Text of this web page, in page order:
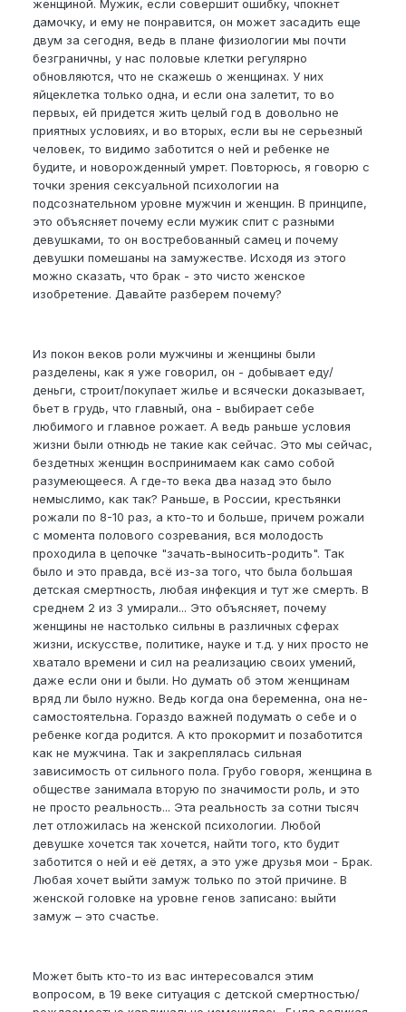
женщиной. Мужик, если совершит ошибку, чпокнет
дамочку, и ему не понравится, он может засадить еще
двум за сегодня, ведь в плане физиологии мы почти
безграничны, у нас половые клетки регулярно
обновляются, что не скажешь о женщинах. У них
яйцеклетка только одна, и если она залетит, то во
первых, ей придется жить целый год в довольно не
приятных условиях, и во вторых, если вы не серьезный
человек, то видимо заботится о ней и ребенке не
будите, и новорожденный умрет. Повторюсь, я говорю с
точки зрения сексуальной психологии на
подсознательном уровне мужчин и женщин. В принципе,
это объясняет почему если мужик спит с разными
девушками, то он востребованный самец и почему
девушки помешаны на замужестве. Исходя из этого
можно сказать, что брак - это чисто женское
изобретение. Давайте разберем почему?
Из покон веков роли мужчины и женщины были
разделены, как я уже говорил, он - добывает еду/
деньги, строит/покупает жилье и всячески доказывает,
бьет в грудь, что главный, она - выбирает себе
любимого и главное рожает. А ведь раньше условия
жизни были отнюдь не такие как сейчас. Это мы сейчас,
бездетных женщин воспринимаем как само собой
разумеющееся. А где-то века два назад это было
немыслимо, как так? Раньше, в России, крестьянки
рожали по 8-10 раз, а кто-то и больше, причем рожали
с момента полового созревания, вся молодость
проходила в цепочке "зачать-выносить-родить". Так
было и это правда, всё из-за того, что была большая
детская смертность, любая инфекция и тут же смерть. В
среднем 2 из 3 умирали... Это объясняет, почему
женщины не настолько сильны в различных сферах
жизни, искусстве, политике, науке и т.д. у них просто не
хватало времени и сил на реализацию своих умений,
даже если они и были. Но думать об этом женщинам
вряд ли было нужно. Ведь когда она беременна, она не-
самостоятельна. Гораздо важней подумать о себе и о
ребенке когда родится. А кто прокормит и позаботится
как не мужчина. Так и закреплялась сильная
зависимость от сильного пола. Грубо говоря, женщина в
обществе занимала вторую по значимости роль, и это
не просто реальность... Эта реальность за сотни тысяч
лет отложилась на женской психологии. Любой
девушке хочется так хочется, найти того, кто будит
заботится о ней и её детях, а это уже друзья мои - Брак.
Любая хочет выйти замуж только по этой причине. В
женской головке на уровне генов записано: выйти
замуж – это счастье.
Может быть кто-то из вас интересовался этим
вопросом, в 19 веке ситуация с детской смертностью/